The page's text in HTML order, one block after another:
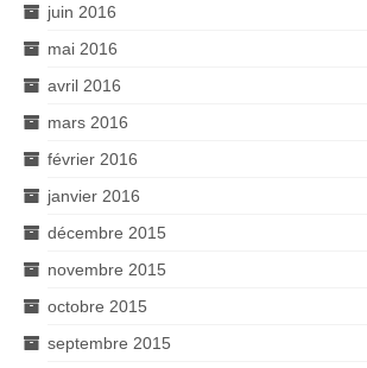
juin 2016
mai 2016
avril 2016
mars 2016
février 2016
janvier 2016
décembre 2015
novembre 2015
octobre 2015
septembre 2015